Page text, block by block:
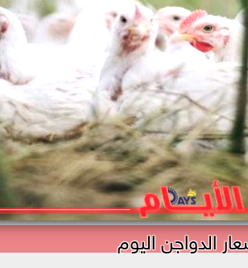
الدواجن اليوم